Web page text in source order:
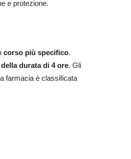
e protezione.
corso più specifico.
durata di 4 ore. Gli
farmacia è classificata